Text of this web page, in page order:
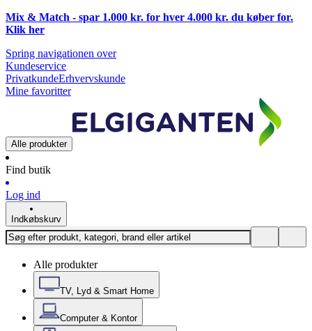
Mix & Match - spar 1.000 kr. for hver 4.000 kr. du køber for.
Klik her
Spring navigationen over
Kundeservice
PrivatkundeErhvervskunde
Mine favoritter
Alle produkter
Find butik
Log ind
Indkøbskurv
Alle produkter
TV, Lyd & Smart Home
Computer & Kontor